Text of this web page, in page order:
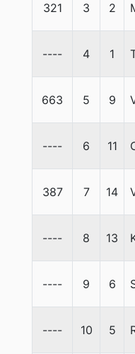
321 3 2
---- 4 1
663 5 9
---- 6 11
387 7 14
---- 8 13
---- 9 6
---- 10 5